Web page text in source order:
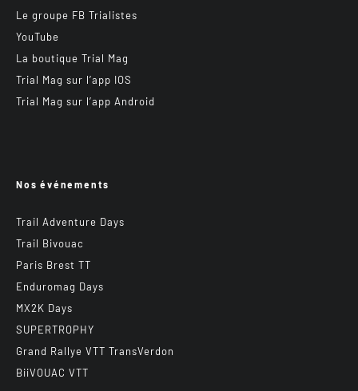
Le groupe FB Trialistes
YouTube
La boutique Trial Mag
Trial Mag sur l’app IOS
Trial Mag sur l’app Android
Nos événements
Trail Adventure Days
Trail Bivouac
Paris Brest TT
Enduromag Days
MX2K Days
SUPERTROPHY
Grand Rallye VTT TransVerdon
BiiVOUAC VTT